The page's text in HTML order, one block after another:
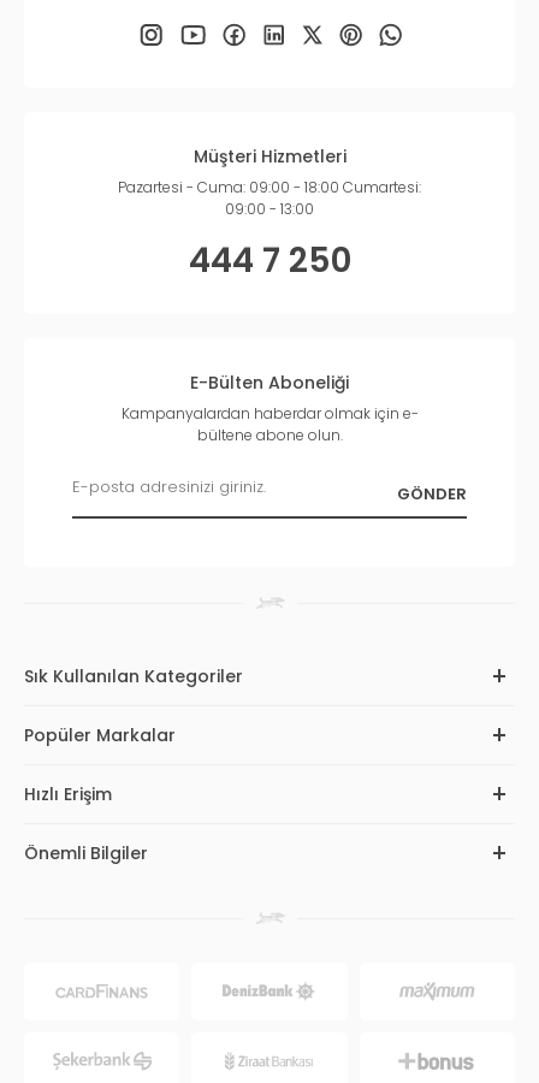
Müşteri Hizmetleri
Pazartesi - Cuma: 09:00 - 18:00 Cumartesi:
09:00 - 13:00
444 7 250
E-Bülten Aboneliği
Kampanyalardan haberdar olmak için e-
bültene abone olun.
Sık Kullanılan Kategoriler
Popüler Markalar
Hızlı Erişim
Önemli Bilgiler